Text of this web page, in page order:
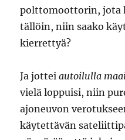
polttomoottorin, jota
tällöin, niin saako
kierrettyä?
Ja jotteiautoilulla
vielä loppuisi, niin
ajoneuvon
käytettävän